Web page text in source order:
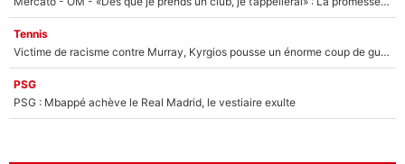
Tennis
Victime de racisme contre Murray, Kyrgios pousse un énorme coup de gueule !
PSG
PSG : Mbappé achève le Real Madrid, le vestiaire exulte